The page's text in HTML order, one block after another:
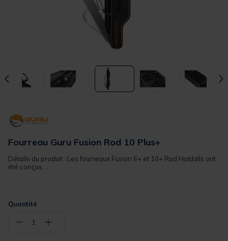
Fourreau Guru Fusion Rod 10 Plus+
Détails du produit : Les fourreaux Fusion 6+ et 10+ Rod Holdalls ont
été conçus ...
Quantité
− 1 +